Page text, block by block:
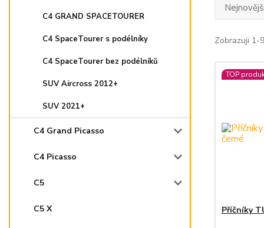
C4 GRAND SPACETOURER
C4 SpaceTourer s podélníky
C4 SpaceTourer bez podélníků
SUV Aircross 2012+
SUV 2021+
C4 Grand Picasso
C4 Picasso
C5
C5 X
Zobrazuji 1-
TOP
Příčníky